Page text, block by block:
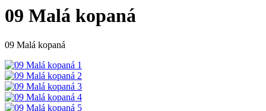
09 Malá kopaná
09 Malá kopaná